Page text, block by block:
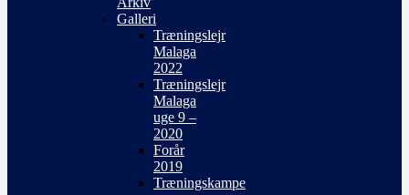
Galleri
Træningslejr
Malaga
2022
Træningslejr
Malaga
uge 9 –
2020
Forår
2019
Træningskampe